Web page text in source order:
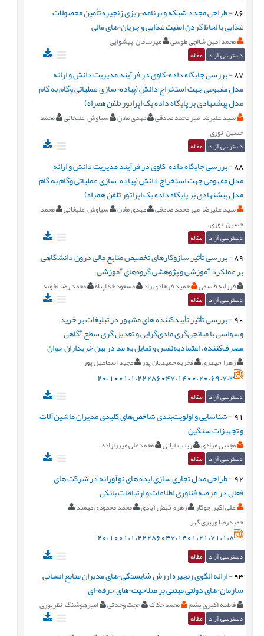
86
-طراحی مجدد شبکه و برنامه¬ریزی زنجیره تأمین محصولات
غذایی با لحاظ کردن امنیت غذایی و جریان¬های مالی
محمد امین شالچی طوسی میرسامان پیشوایی
دسترسی آزاد مقاله
87
-بررسی جایگاه داده¬کاوی در فرآیند مدیریت دانش و ارائه
مدل مفهومی جهت استخراج دانش (پیاده¬سازی عملیاتی وگام به گام
مدل پیشنهادی بر پایگاه داده یک اپراتور تلفن همراه)
سید علیرضا میر محمد صادقی مهدی مغان سیاوش علیخانی
محمد
حسین نوری
دسترسی آزاد مقاله
88
-بررسی جایگاه داده¬کاوی در فرآیند مدیریت دانش و ارائه
مدل مفهومی جهت استخراج دانش (پیاده¬سازی عملیاتی وگام به گام
مدل پیشنهادی بر پایگاه داده یک اپراتور تلفن همراه)
سید علیرضا میر محمد صادقی مهدی مغان سیاوش علیخانی
محمد
حسین نوری
دسترسی آزاد مقاله
89
-بررسی تأثیر سازوکارهای تخصیص منابع مالی درون دانشگاهی
بر عملکرد آموزشی و پژوهشی گروه‌های آموزشی
فرزانه قاسمی حمید فرهادی راد مسعود خداپناه محمد رضا آخوند
دسترسی آزاد مقاله
90
-بررسی تأثیر تأییدکننده های مشهور در تبلیغات بر خرید
وسواسی با میانجی‌گری مادی‌گرایی و تعدیل گری سطح آگاهی
مصرف‌کننده، اعتمادبه‌نفس و تمایل به مد در بین خریداران جوان
زهرا حیدری فخریه حمیدیان پور مجید اسماعیل پور
20.1001.1.22286047.1400.20.69.7.3
دسترسی آزاد مقاله
91
-شناسایی و اولویت‌بندی شاخص‌های کلیدی مدیران ماشین‌آلات
و تجهیزات سنگین
مجتبی مرادی زینب آیاتی محمدعلی میرزازاده
دسترسی آزاد مقاله
92
-طراحی مدل تجاری سازی ایده های نوآورانه در شرکت های
فعال در عرصه فناوری اطلاعات و ارتباطات بانکی
علی اکبر جوکار زهره فیض آبادی
محمد محمودی میمند
حمیدرضا وزیری گهر
20.1001.1.22286047.1401.21.71.1.8
دسترسی آزاد مقاله
93
-ارائه الگوی زنجیره ارزش شایستگی¬های مدیران منابع انسانی
سازمان¬های دولتی مبتنی بر صلاحیت¬های حرفه¬ای
فاطمه اکبری پشم محمد حکاک حجت وحدتی امیرهوشنگ نظرپوری
دسترسی آزاد مقاله